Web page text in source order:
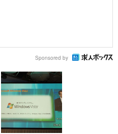
Sponsored by